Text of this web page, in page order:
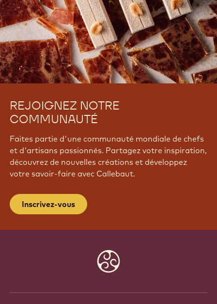
REJOIGNEZ NOTRE
COMMUNAUTÉ
Faites partie d'une communauté mondiale de chefs
et d'artisans passionnés. Partagez votre inspiration,
découvrez de nouvelles créations et développez
votre savoir-faire avec Callebaut.
Inscrivez-vous